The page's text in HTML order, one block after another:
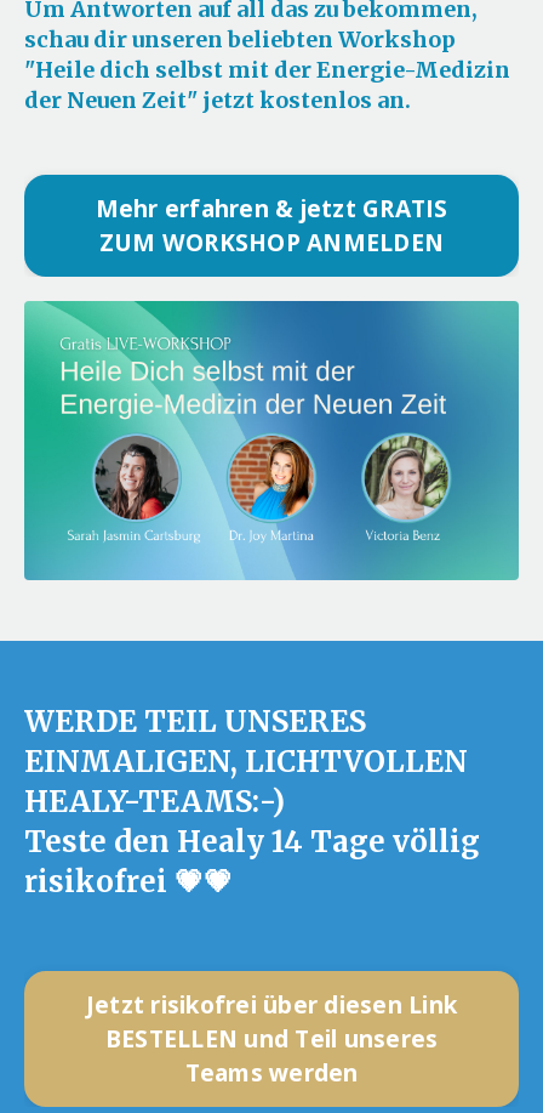
Um Antworten auf all das zu bekommen,
schau dir unseren beliebten Workshop
"Heile dich selbst mit der Energie-Medizin
der Neuen Zeit" jetzt kostenlos an.
Mehr erfahren & jetzt GRATIS
ZUM WORKSHOP ANMELDEN
WERDE TEIL UNSERES
EINMALIGEN, LICHTVOLLEN
HEALY-TEAMS:-)
Teste den Healy 14 Tage völlig
risikofrei 💗💗
Jetzt risikofrei über diesen Link
BESTELLEN und Teil unseres
Teams werden